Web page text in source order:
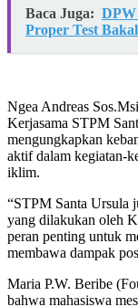
Baca Juga: DPW
Proper Test
Ngea Andreas
Kerjasama STPM
mengungkapkan
aktif dalam kegiatan-
iklim.
“STPM Santa Ursula
yang dilakukan oleh
peran penting untuk
membawa dampak
Maria P.W. Beribe
bahwa mahasiswa